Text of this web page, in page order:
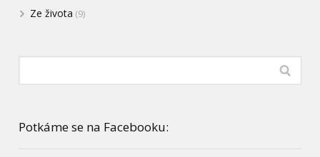
Ze života (9)
Potkáme se na Facebooku: